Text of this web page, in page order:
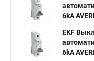
6kA
EKF
6kA